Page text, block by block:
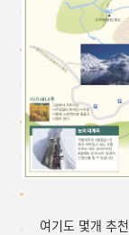
여기도 몇개 추